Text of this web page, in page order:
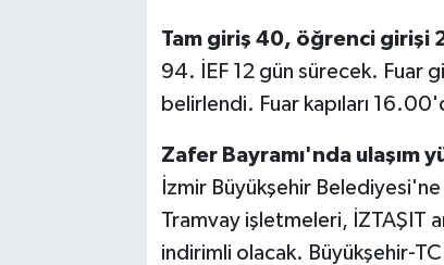
Tam giriş 40, öğrenci girişi
94. İEF 12 gün sürecek. Fuar
belirlendi. Fuar kapıları
Zafer Bayramı'nda ulaşım
İzmir Büyükşehir
Tramvay işletmeleri, İZTAŞIT
indirimli olacak. Büyükşehir-